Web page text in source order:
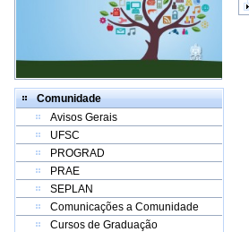
Comunidade
Avisos Gerais
UFSC
PROGRAD
PRAE
SEPLAN
Comunicações a Comunidade
Cursos de Graduação